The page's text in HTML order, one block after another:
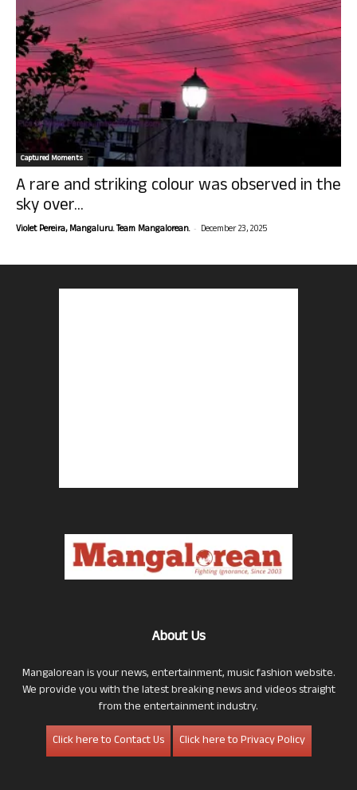
Captured Moments
A rare and striking colour was observed in the
sky over...
Violet Pereira, Mangaluru. Team Mangalorean. - December 23, 2025
About Us
Mangalorean is your news, entertainment, music fashion website.
We provide you with the latest breaking news and videos straight
from the entertainment industry.
Click here to Contact Us
Click here to Privacy Policy